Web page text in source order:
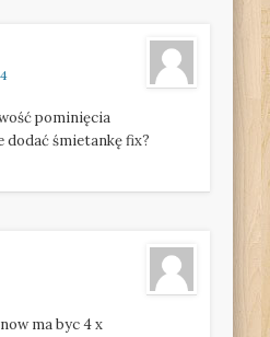
pominięcia
dodać śmietankę fix?
ma byc 4 x